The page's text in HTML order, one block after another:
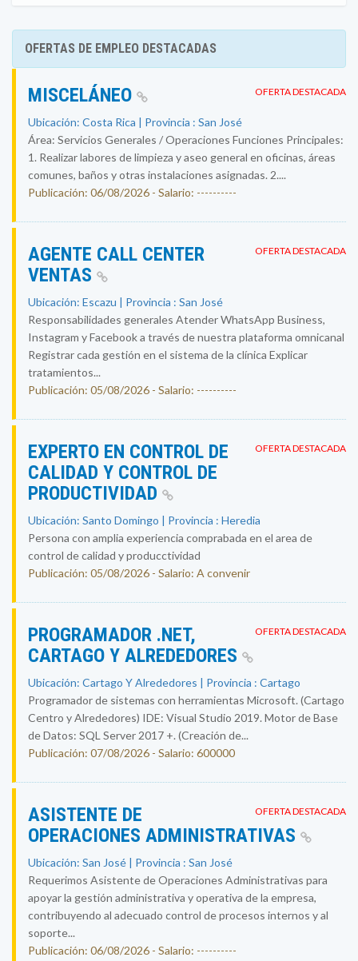
OFERTAS DE EMPLEO DESTACADAS
OFERTA DESTACADA
MISCELÁNEO
Ubicación: Costa Rica | Provincia : San José
Área: Servicios Generales / Operaciones Funciones Principales:
1. Realizar labores de limpieza y aseo general en oficinas, áreas
comunes, baños y otras instalaciones asignadas. 2....
Publicación: 06/08/2026 - Salario: ----------
OFERTA DESTACADA
AGENTE CALL CENTER
VENTAS
Ubicación: Escazu | Provincia : San José
Responsabilidades generales Atender WhatsApp Business,
Instagram y Facebook a través de nuestra plataforma omnicanal
Registrar cada gestión en el sistema de la clínica Explicar
tratamientos...
Publicación: 05/08/2026 - Salario: ----------
OFERTA DESTACADA
EXPERTO EN CONTROL DE
CALIDAD Y CONTROL DE
PRODUCTIVIDAD
Ubicación: Santo Domingo | Provincia : Heredia
Persona con amplia experiencia comprabada en el area de
control de calidad y producctividad
Publicación: 05/08/2026 - Salario: A convenir
OFERTA DESTACADA
PROGRAMADOR .NET,
CARTAGO Y ALREDEDORES
Ubicación: Cartago Y Alrededores | Provincia : Cartago
Programador de sistemas con herramientas Microsoft. (Cartago
Centro y Alrededores) IDE: Visual Studio 2019. Motor de Base
de Datos: SQL Server 2017 +. (Creación de...
Publicación: 07/08/2026 - Salario: 600000
OFERTA DESTACADA
ASISTENTE DE
OPERACIONES ADMINISTRATIVAS
Ubicación: San José | Provincia : San José
Requerimos Asistente de Operaciones Administrativas para
apoyar la gestión administrativa y operativa de la empresa,
contribuyendo al adecuado control de procesos internos y al
soporte...
Publicación: 06/08/2026 - Salario: ----------